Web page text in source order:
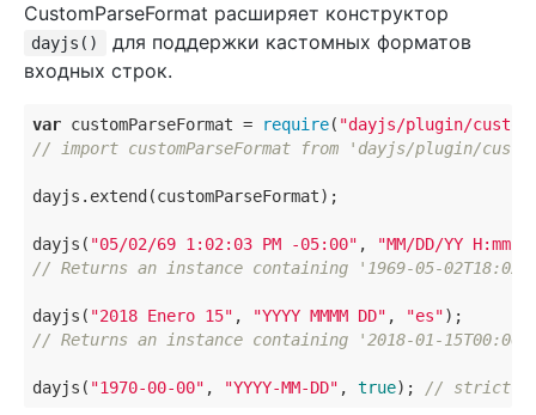
CustomParseFormat расширяет конструктор
dayjs()
для поддержки кастомных форматов
входных строк.
var customParseFormat = require( "dayjs/plugin/
// import customParseFormat from 'dayjs/plugin/
dayjs.extend(customParseFormat);
dayjs( "05/02/69 1:02:03 PM -05:00" ,
"MM/DD/YY
// Returns an instance containing '1969-05-
dayjs( "2018 Enero 15" , "YYYY MMMM DD" , "es"
// Returns an instance containing '2018-01-
dayjs( "1970-00-00" , "YYYY-MM-DD" , true); // strict